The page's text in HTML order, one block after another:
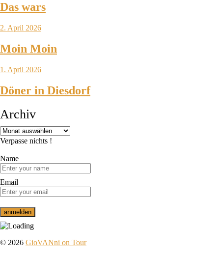
Das wars
2. April 2026
Moin Moin
1. April 2026
Döner in Diesdorf
Archiv
Verpasse nichts !
Name
Email
© 2026 GioVANni on Tour